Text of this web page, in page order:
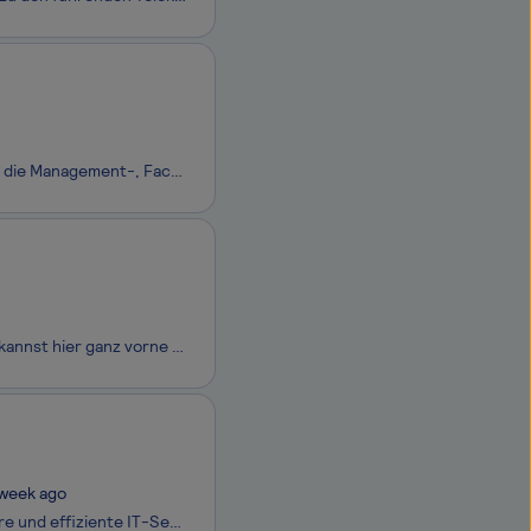
Besser beraten in den Themen Kredit, Wertpapier und Zahlungs­verkehr. Wir sind die Management-, Fach- und Techno­logie­beratung für Deutschlands führende Banken und Fonds­gesellschaften.
Unser Anspruch ist es, eine neue Dimension im Mobile Banking zu definieren . Du kannst hier ganz vorne mit dabei sein! Das Team Marktfolge Entwicklung ist die Schnittstelle zwischen den Fachbereichen der Marktfolge und unseren Entwicklungsteams. Wir gestalten und entwickeln die Systeme, mit denen di
ago
Als primärer Digitalisierungspartner der Bundeswehr erbringen wir stabile, sichere und effiziente IT-Services im In- und Ausland, vom Grundbetrieb bis in den einsatznahen Bereich und tragen so zur kontinuierlichen Erhöhung der Führungs- und Einsatzfähigkeit der Bundeswehr bei. Mit über 8.000 Kolleg*